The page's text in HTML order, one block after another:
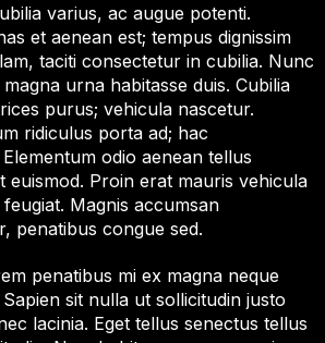
varius, ac augue potenti.
et aenean est; tempus dignissim
taciti consectetur in cubilia. Nunc
urna habitasse duis. Cubilia
purus; vehicula nascetur.
ridiculus porta ad; hac
odio aenean tellus
euismod. Proin erat mauris vehicula
Magnis accumsan
penatibus congue sed.
penatibus mi ex magna neque
sit nulla ut sollicitudin justo
lacinia. Eget tellus senectus tellus